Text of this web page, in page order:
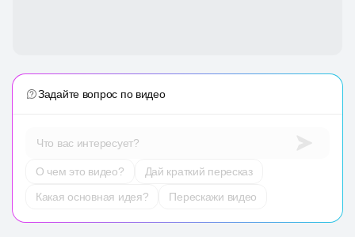
Задайте вопрос по видео
Что вас интересует?
О чем это видео?
Дай краткий пересказ
Какая основная идея?
Перескажи видео